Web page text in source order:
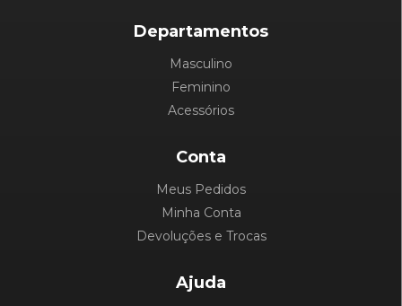
Departamentos
Masculino
Feminino
Acessórios
Conta
Meus Pedidos
Minha Conta
Devoluções e Trocas
Ajuda